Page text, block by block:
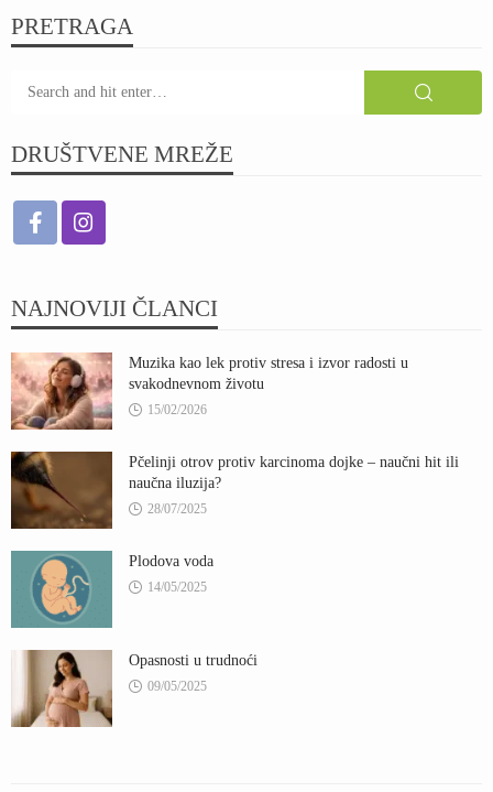
PRETRAGA
DRUŠTVENE MREŽE
NAJNOVIJI ČLANCI
Muzika kao lek protiv stresa i izvor radosti u
svakodnevnom životu
15/02/2026
Pčelinji otrov protiv karcinoma dojke – naučni hit ili
naučna iluzija?
28/07/2025
Plodova voda
14/05/2025
Opasnosti u trudnoći
09/05/2025